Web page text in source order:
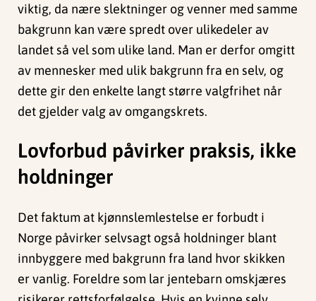
viktig, da nære slektninger og venner med samme
bakgrunn kan være spredt over ulikedeler av
landet så vel som ulike land. Man er derfor omgitt
av mennesker med ulik bakgrunn fra en selv, og
dette gir den enkelte langt større valgfrihet når
det gjelder valg av omgangskrets.
Lovforbud påvirker praksis, ikke
holdninger
Det faktum at kjønnslemlestelse er forbudt i
Norge påvirker selvsagt også holdninger blant
innbyggere med bakgrunn fra land hvor skikken
er vanlig. Foreldre som lar jentebarn omskjæres